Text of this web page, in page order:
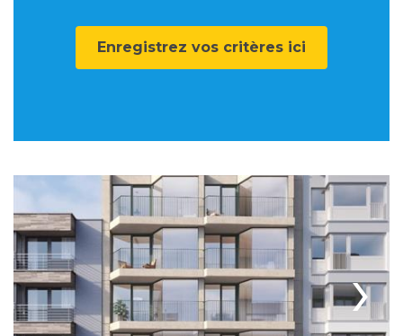
Enregistrez vos critères ici
›